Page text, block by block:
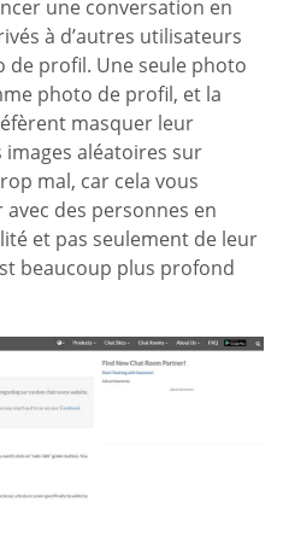
une conversation en
à d’autres utilisateurs
de profil. Une seule photo
photo de profil, et la
masquer leur
aléatoires sur
mal, car cela vous
des personnes en
et pas seulement de leur
beaucoup plus profond